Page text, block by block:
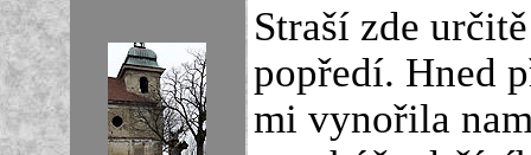
Straší zde
popředí. Hned
mi vynořila